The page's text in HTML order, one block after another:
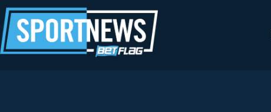
al
contenuto